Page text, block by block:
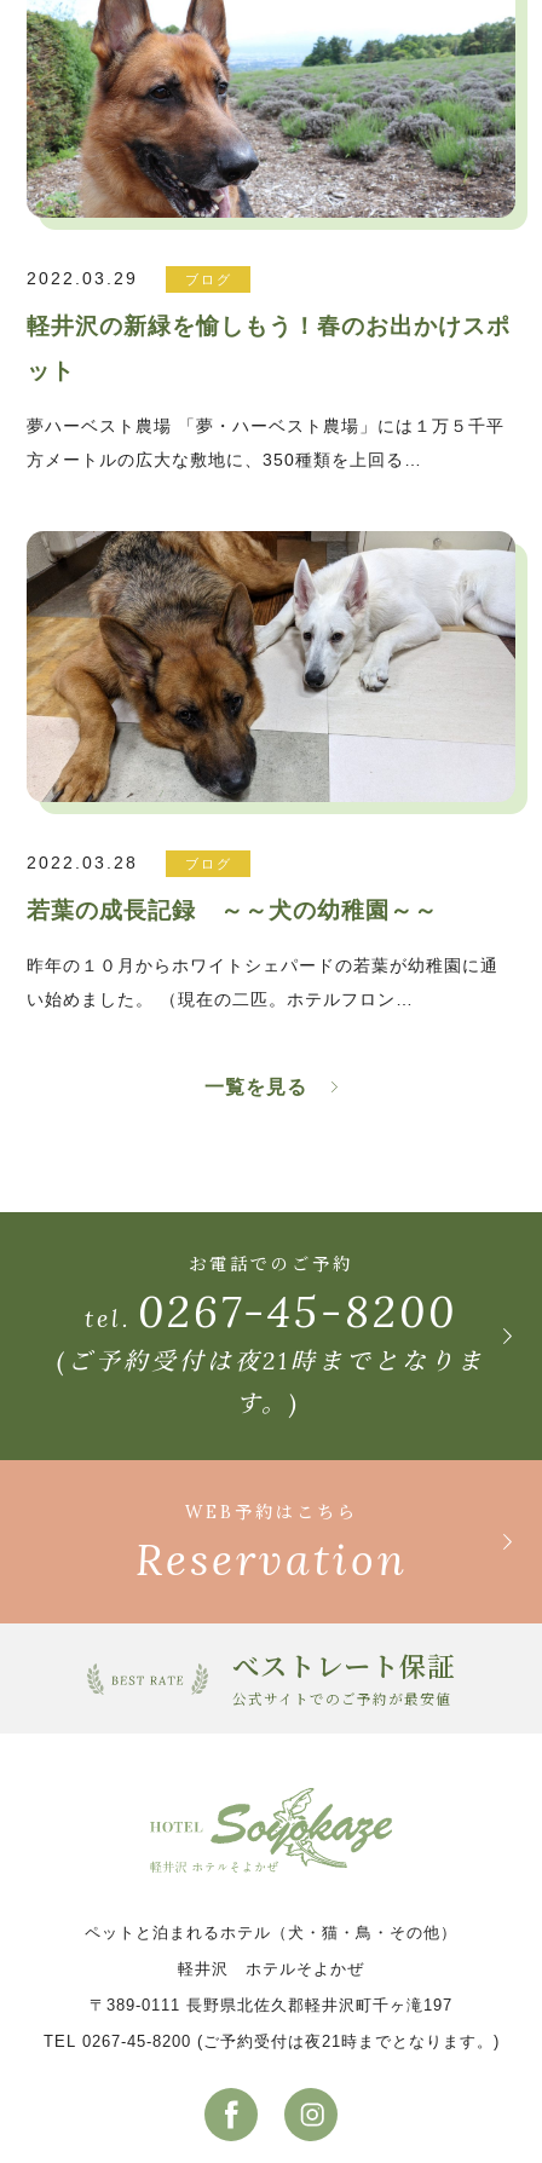
2022.03.29 ブログ
軽井沢の新緑を愉しもう！春のお出かけスポ
ット
夢ハーベスト農場 「夢・ハーベスト農場」には１万５千平
方メートルの広大な敷地に、350種類を上回る…
2022.03.28 ブログ
若葉の成長記録 ～～犬の幼稚園～～
昨年の１０月からホワイトシェパードの若葉が幼稚園に通
い始めました。 （現在の二匹。ホテルフロン…
一覧を見る
お電話でのご予約
tel. 0267-45-8200
(ご予約受付は夜21時までとなりま
す。)
WEB予約はこちら
Reservation
べストレート保証
公式サイトでのご予約が最安値
ペットと泊まれるホテル（犬・猫・鳥・その他）
軽井沢 ホテルそよかぜ
〒389-0111 長野県北佐久郡軽井沢町千ヶ滝197
TEL 0267-45-8200 (ご予約受付は夜21時までとなります。)